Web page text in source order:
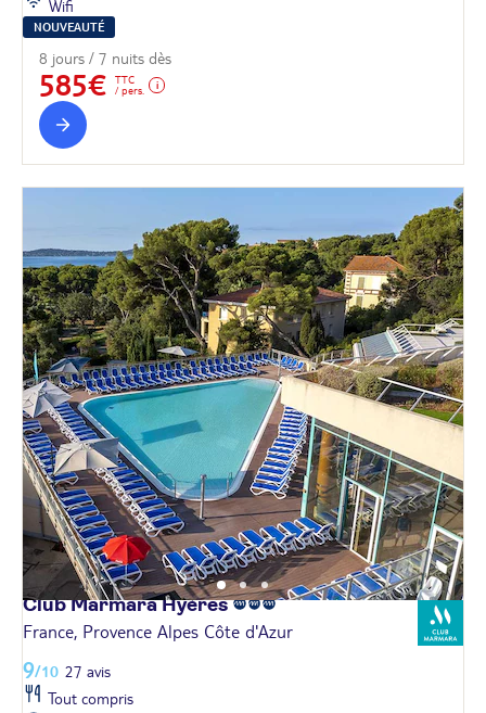
Wifi
NOUVEAUTÉ
8 jours / 7 nuits dès
585€
TTC
/ pers.
Club MarmaraHyères
France, Provence Alpes Côte d'Azur
9/10 27 avis
Tout compris